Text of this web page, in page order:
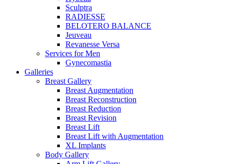
Sculptra
RADIESSE
BELOTERO BALANCE
Jeuveau
Revanesse Versa
Services for Men
Gynecomastia
Galleries
Breast Gallery
Breast Augmentation
Breast Reconstruction
Breast Reduction
Breast Revision
Breast Lift
Breast Lift with Augmentation
XL Implants
Body Gallery